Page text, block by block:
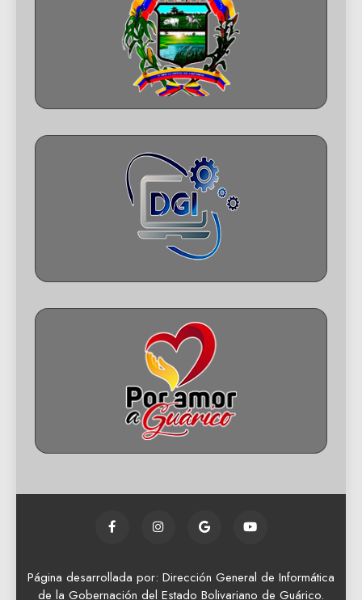
Página desarrollada por: Dirección General de Informática
de la Gobernación del Estado Bolivariano de Guárico.